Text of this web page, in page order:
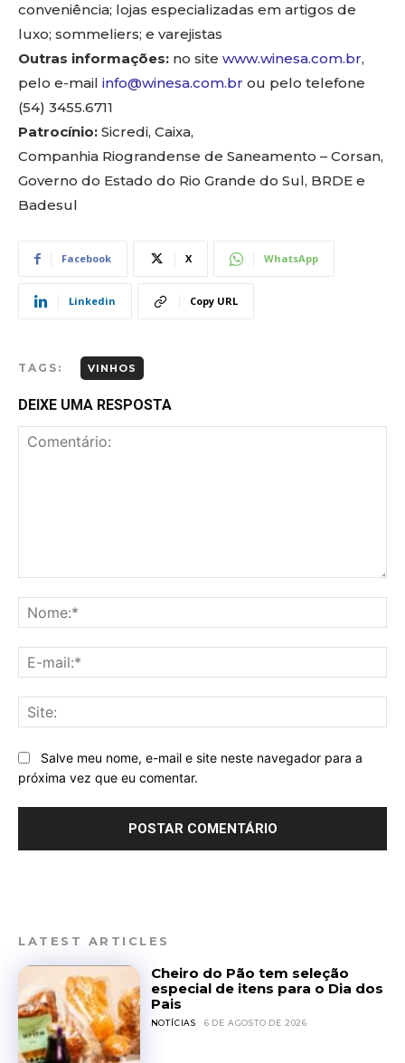
conveniência; lojas especializadas em artigos de
luxo; sommeliers; e varejistas
Outras informações: no site www.winesa.com.br,
pelo e-mail info@winesa.com.br ou pelo telefone
(54) 3455.6711
Patrocínio: Sicredi, Caixa,
Companhia Riograndense de Saneamento – Corsan,
Governo do Estado do Rio Grande do Sul, BRDE e
Badesul
Facebook X WhatsApp
Linkedin Copy URL
TAGS: VINHOS
DEIXE UMA RESPOSTA
Salve meu nome, e-mail e site neste navegador para a
próxima vez que eu comentar.
LATEST ARTICLES
Cheiro do Pão tem seleção
especial de itens para o Dia dos
Pais
NOTÍCIAS 6 DE AGOSTO DE 2026